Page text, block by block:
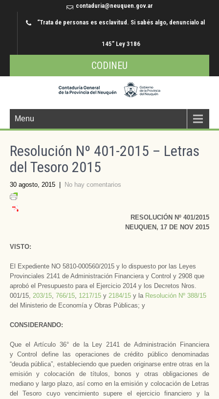
contaduria@neuquen.gov.ar
“Trata de personas es esclavitud. Si sabés algo, denuncialo al
145” Ley 3186
CODINEU
Menu
Resolución Nº 401-2015 – Letras
del Tesoro 2015
30 agosto, 2015 No hay comentarios
RESOLUCIÓN Nº 401/2015
NEUQUEN, 17 DE NOV 2015
VISTO:
El Expediente NO 5810-000560/2015 y lo dispuesto por las Leyes
Provinciales 2141 de Administración Financiera y Control y 2908 que
aprobó el Presupuesto para el Ejercicio 2014 y los Decretos Nros.
001/15, 203/15, 766/15, 1217/15 y 2184/15 y la Resolución Nº 388/15
del Ministerio de Economía y Obras Públicas; y
CONSIDERANDO:
Que el Artículo 36° de la Ley 2141 de Administración Financiera
y Control define las operaciones de crédito público denominadas
“deuda pública”, estableciendo que pueden originarse entre otras en la
emisión y colocación de títulos, bonos y otras obligaciones de
mediano y largo plazo, así como en la emisión y colocación de Letras
del Tesoro cuyo vencimiento supere el ejercicio financiero y la